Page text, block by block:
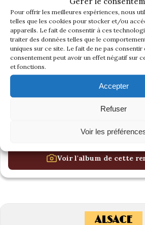
Pour offrir les meilleures expériences, nous
telles que les cookies pour stocker et/ou
appareils. Le fait de consentir à ces
traiter des données telles que le
uniques sur ce site. Le fait de ne pas
consentement peut avoir un effet négatif sur
et fonctions.
Accepter
Refuser
Voir les
Voir l'album de cette
ALSACE